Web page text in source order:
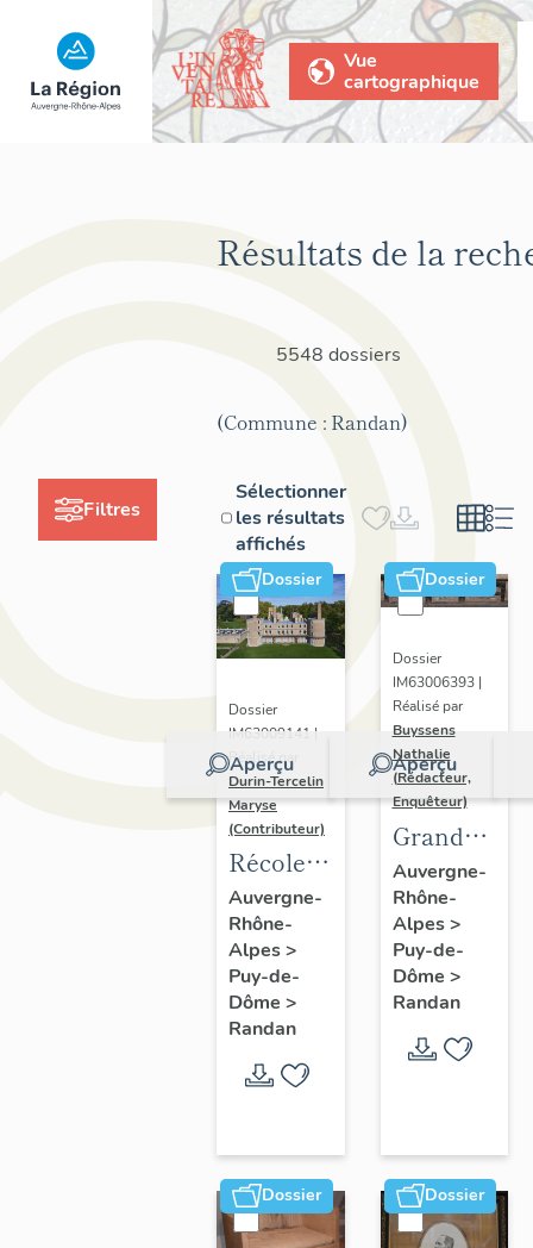
Vue
cartographique
Filtres
Résultats de la
5548 dossiers
(Commune : Randan)
Sélectionner
les résultats
affichés
Dossier
Aperçu
Dossier
IM63009141 |
Réalisé par
Durin-Tercelin
Maryse
(Contributeur)
Récolement-
inventaire
du fonds
mobilier
du
domaine
royal de
Randan
Auvergne-
Rhône-
Alpes>
Puy-de-
Dôme >
Randan
Dossier
Aperçu
Dossier
IM63006393 |
Réalisé par
Buyssens
Nathalie
(Rédacteur,
Enquêteur)
Grand
potager
Auvergne-
Rhône-
Alpes>
Puy-de-
Dôme >
Randan
Dossier Dossier